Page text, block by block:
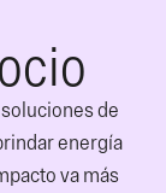
de
energía
va más